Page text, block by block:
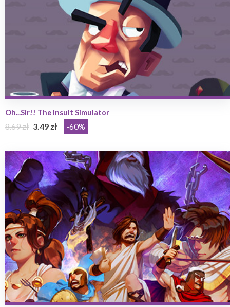
Oh...Sir!! The Insult Simulator
8.69 zł 3.49 zł -60%